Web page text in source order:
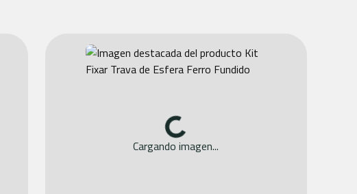
Cargando imagen...